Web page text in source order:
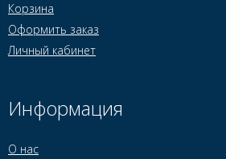
Корзина
Оформить заказ
Личный кабинет
Информация
О нас